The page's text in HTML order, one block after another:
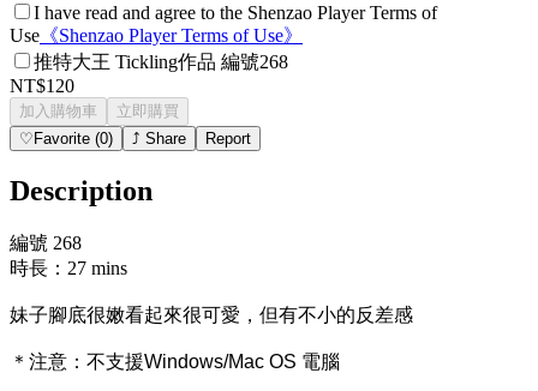
I have read and agree to the Shenzao Player Terms of
Use 《Shenzao Player Terms of Use》
推特大王 Tickling作品 編號268
NT$120
加入購物車
立即購買
♡ Favorite (0) ⤴ Share Report
Description
編號 268
時長：27 mins
妹子腳底很嫩看起來很可愛，但有不小的反差感
＊注意： 不支援Windows/Mac OS 電腦